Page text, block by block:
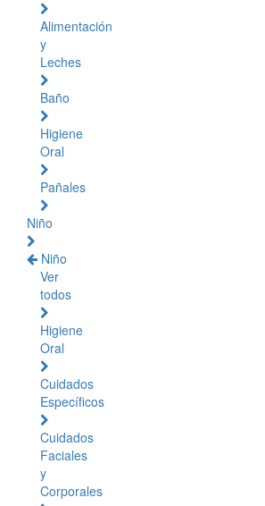
Alimentación
y
Leches
Baño
Higiene
Oral
Pañales
Niño
Niño
Ver
todos
Higiene
Oral
Cuidados
Específicos
Cuidados
Faciales
y
Corporales